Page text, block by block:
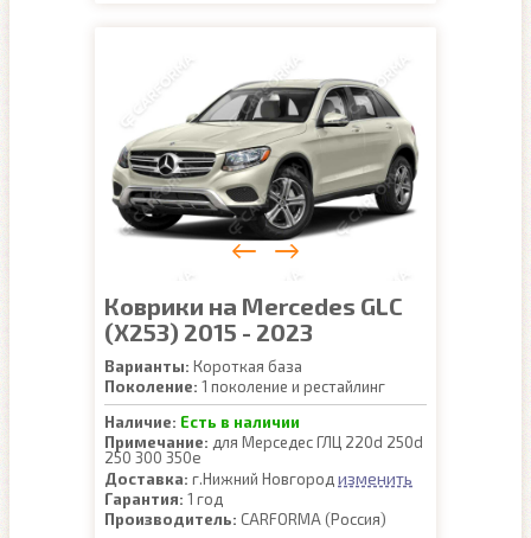
Коврики на Mercedes GLC
(X253) 2015 - 2023
Варианты: Короткая база
Поколение: 1 поколение и рестайлинг
Наличие: Есть в наличии
Примечание: для Мерседес ГЛЦ 220d 250d
250 300 350e
Доставка: г.Нижний Новгород изменить
Гарантия: 1 год
Производитель: CARFORMA (Россия)